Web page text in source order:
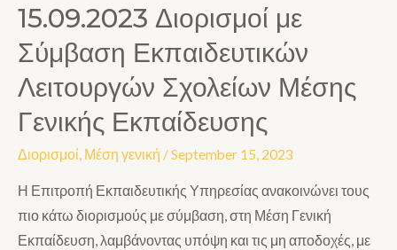
15.09.2023 Διορισμοί με
Σύμβαση Εκπαιδευτικών
Λειτουργών Σχολείων Μέσης
Γενικής Εκπαίδευσης
Διορισμοί, Μέση γενική /September 15, 2023
Η Επιτροπή Εκπαιδευτικής Υπηρεσίας ανακοινώνει τους
πιο κάτω διορισμούς με σύμβαση, στη Μέση Γενική
Εκπαίδευση, λαμβάνοντας υπόψη και τις μη αποδοχές, με